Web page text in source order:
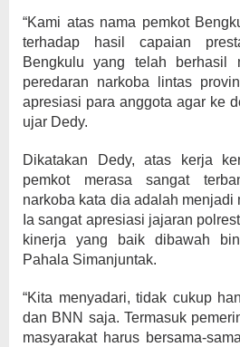
“Kami atas nama pemkot
terhadap hasil capaian
Bengkulu yang telah berhasil
peredaran narkoba lintas
apresiasi para anggota agar ke
ujar Dedy.
Dikatakan Dedy, atas kerja
pemkot merasa sangat
narkoba kata dia adalah menjadi
Ia sangat apresiasi jajaran
kinerja yang baik dibawah
Pahala Simanjuntak.
“Kita menyadari, tidak cukup
dan BNN saja. Termasuk
masyarakat harus bersama-